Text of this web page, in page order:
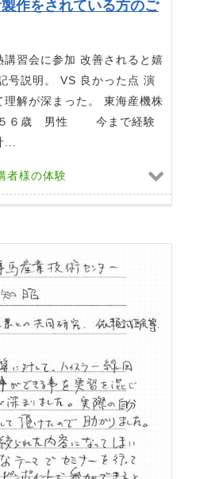
作をされている方のご
習会に参加 改善されると嬉
号説明。 VS 良かった点 演
理解が深まった。 東海産機株
６歳 男性 今まで経験
...
者様の体験